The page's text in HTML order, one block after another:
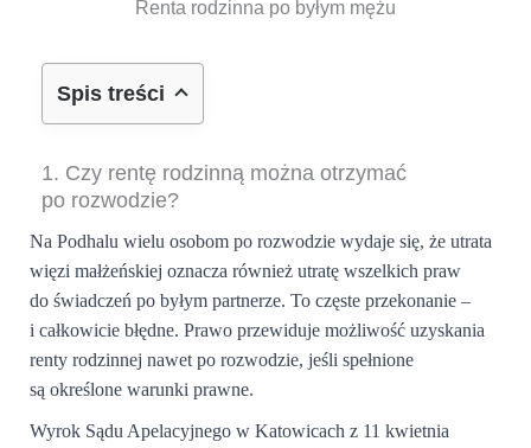
Renta rodzinna po byłym mężu
Spis treści
1. Czy rentę rodzinną można otrzymać
po rozwodzie?
Na Podhalu wielu osobom po rozwodzie wydaje się, że utrata
więzi małżeńskiej oznacza również utratę wszelkich praw
do świadczeń po byłym partnerze. To częste przekonanie –
i całkowicie błędne. Prawo przewiduje możliwość uzyskania
renty rodzinnej nawet po rozwodzie, jeśli spełnione
są określone warunki prawne.
Wyrok Sądu Apelacyjnego w Katowicach z 11 kwietnia